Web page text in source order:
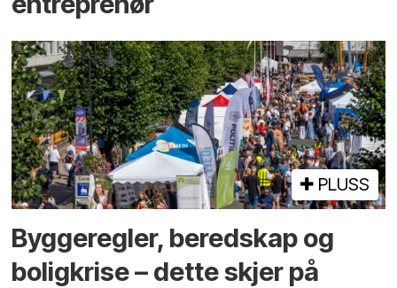
PLUSS
Bygge­regler, beredskap og
bolig­krise – dette skjer på